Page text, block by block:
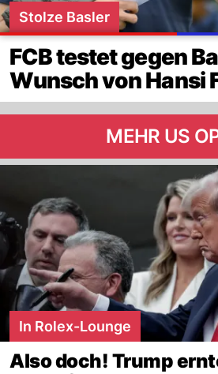
Stolze Basler
FCB testet gegen
Wunsch von Hansi
MEHR US
In Rolex-Lounge
Also doch! Trump